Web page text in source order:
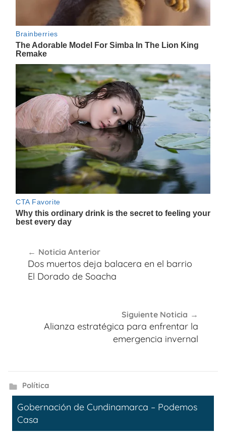
de
entradas
Noticia Anterior
Dos muertos deja balacera en el barrio
El Dorado de Soacha
Siguiente Noticia
Alianza estratégica para enfrentar la
emergencia invernal
Política
Gobernación de Cundinamarca – Podemos
Casa